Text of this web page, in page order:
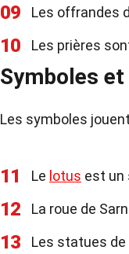
09 Les offrandes
10 Les prières
Symboles
Les symboles
11 Le lotus est un
12 La roue de
13 Les statues de